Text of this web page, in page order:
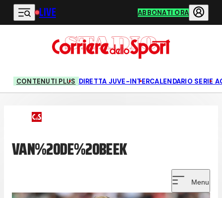
Vai al contenuto principale
LIVE ABBONATI ORA
CONTENUTI PLUS DIRETTA JUVE-INTERCALENDARIO SERIE A
VAN%20DE%20BEEK
Menu